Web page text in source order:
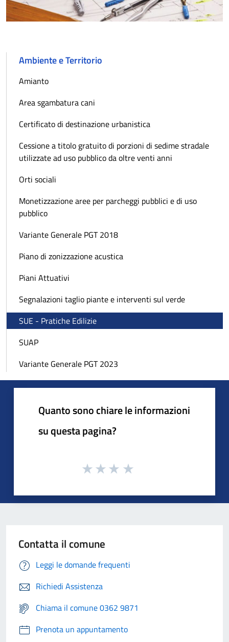
Ambiente e Territorio
Amianto
Area sgambatura cani
Certificato di destinazione urbanistica
Cessione a titolo gratuito di porzioni di sedime stradale
utilizzate ad uso pubblico da oltre venti anni
Orti sociali
Monetizzazione aree per parcheggi pubblici e di uso
pubblico
Variante Generale PGT 2018
Piano di zonizzazione acustica
Piani Attuativi
Segnalazioni taglio piante e interventi sul verde
SUE - Pratiche Edilizie
SUAP
Variante Generale PGT 2023
Quanto sono chiare le informazioni
su questa pagina?
Contatta il comune
Leggi le domande frequenti
Richiedi Assistenza
Chiama il comune 0362 9871
Prenota un appuntamento